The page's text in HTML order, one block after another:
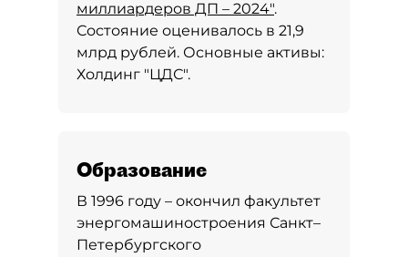
миллиардеров ДП – 2024".
Состояние оценивалось в 21,9
млрд рублей. Основные активы:
Холдинг "ЦДС".
Образование
В 1996 году – окончил факультет
энергомашиностроения Санкт–
Петербургского